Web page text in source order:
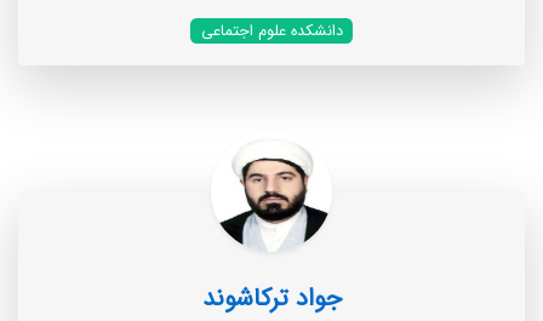
دانشکده علوم اجتماعی
جواد ترکاشوند